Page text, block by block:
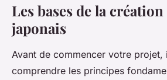
Les bases de la
japonais
Avant de commencer votre projet,
comprendre les principes